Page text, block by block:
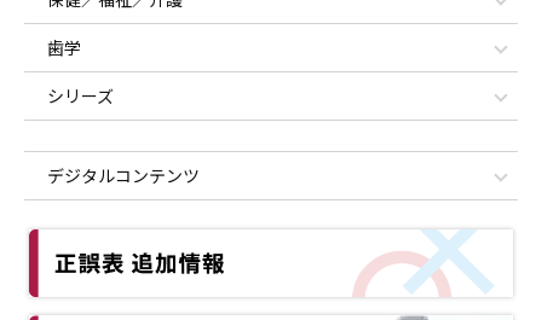
歯学
シリーズ
デジタルコンテンツ